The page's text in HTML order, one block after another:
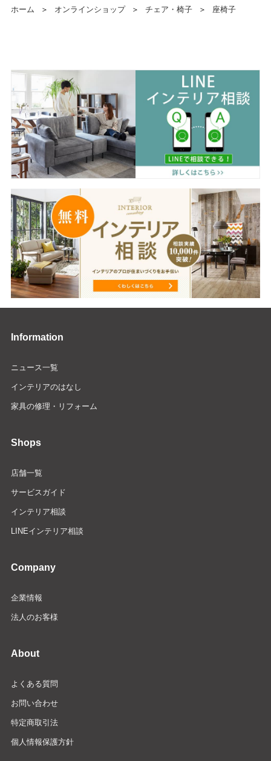
ホーム ＞ オンラインショップ ＞ チェア・椅子 ＞ 座椅子
Information
ニュース一覧
インテリアのはなし
家具の修理・リフォーム
Shops
店舗一覧
サービスガイド
インテリア相談
LINEインテリア相談
Company
企業情報
法人のお客様
About
よくある質問
お問い合わせ
特定商取引法
個人情報保護方針